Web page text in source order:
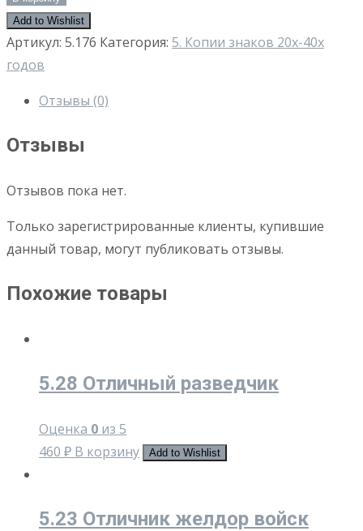
Add to Wishlist
Артикул: 5.176 Категория: 5. Копии знаков 20х-40х
годов
Отзывы (0)
Отзывы
Отзывов пока нет.
Только зарегистрированные клиенты, купившие
данный товар, могут публиковать отзывы.
Похожие товары
5.28 Отличный разведчик
Оценка 0 из 5
460 ₽ В корзину Add to Wishlist
5.23 Отличник желдор войск